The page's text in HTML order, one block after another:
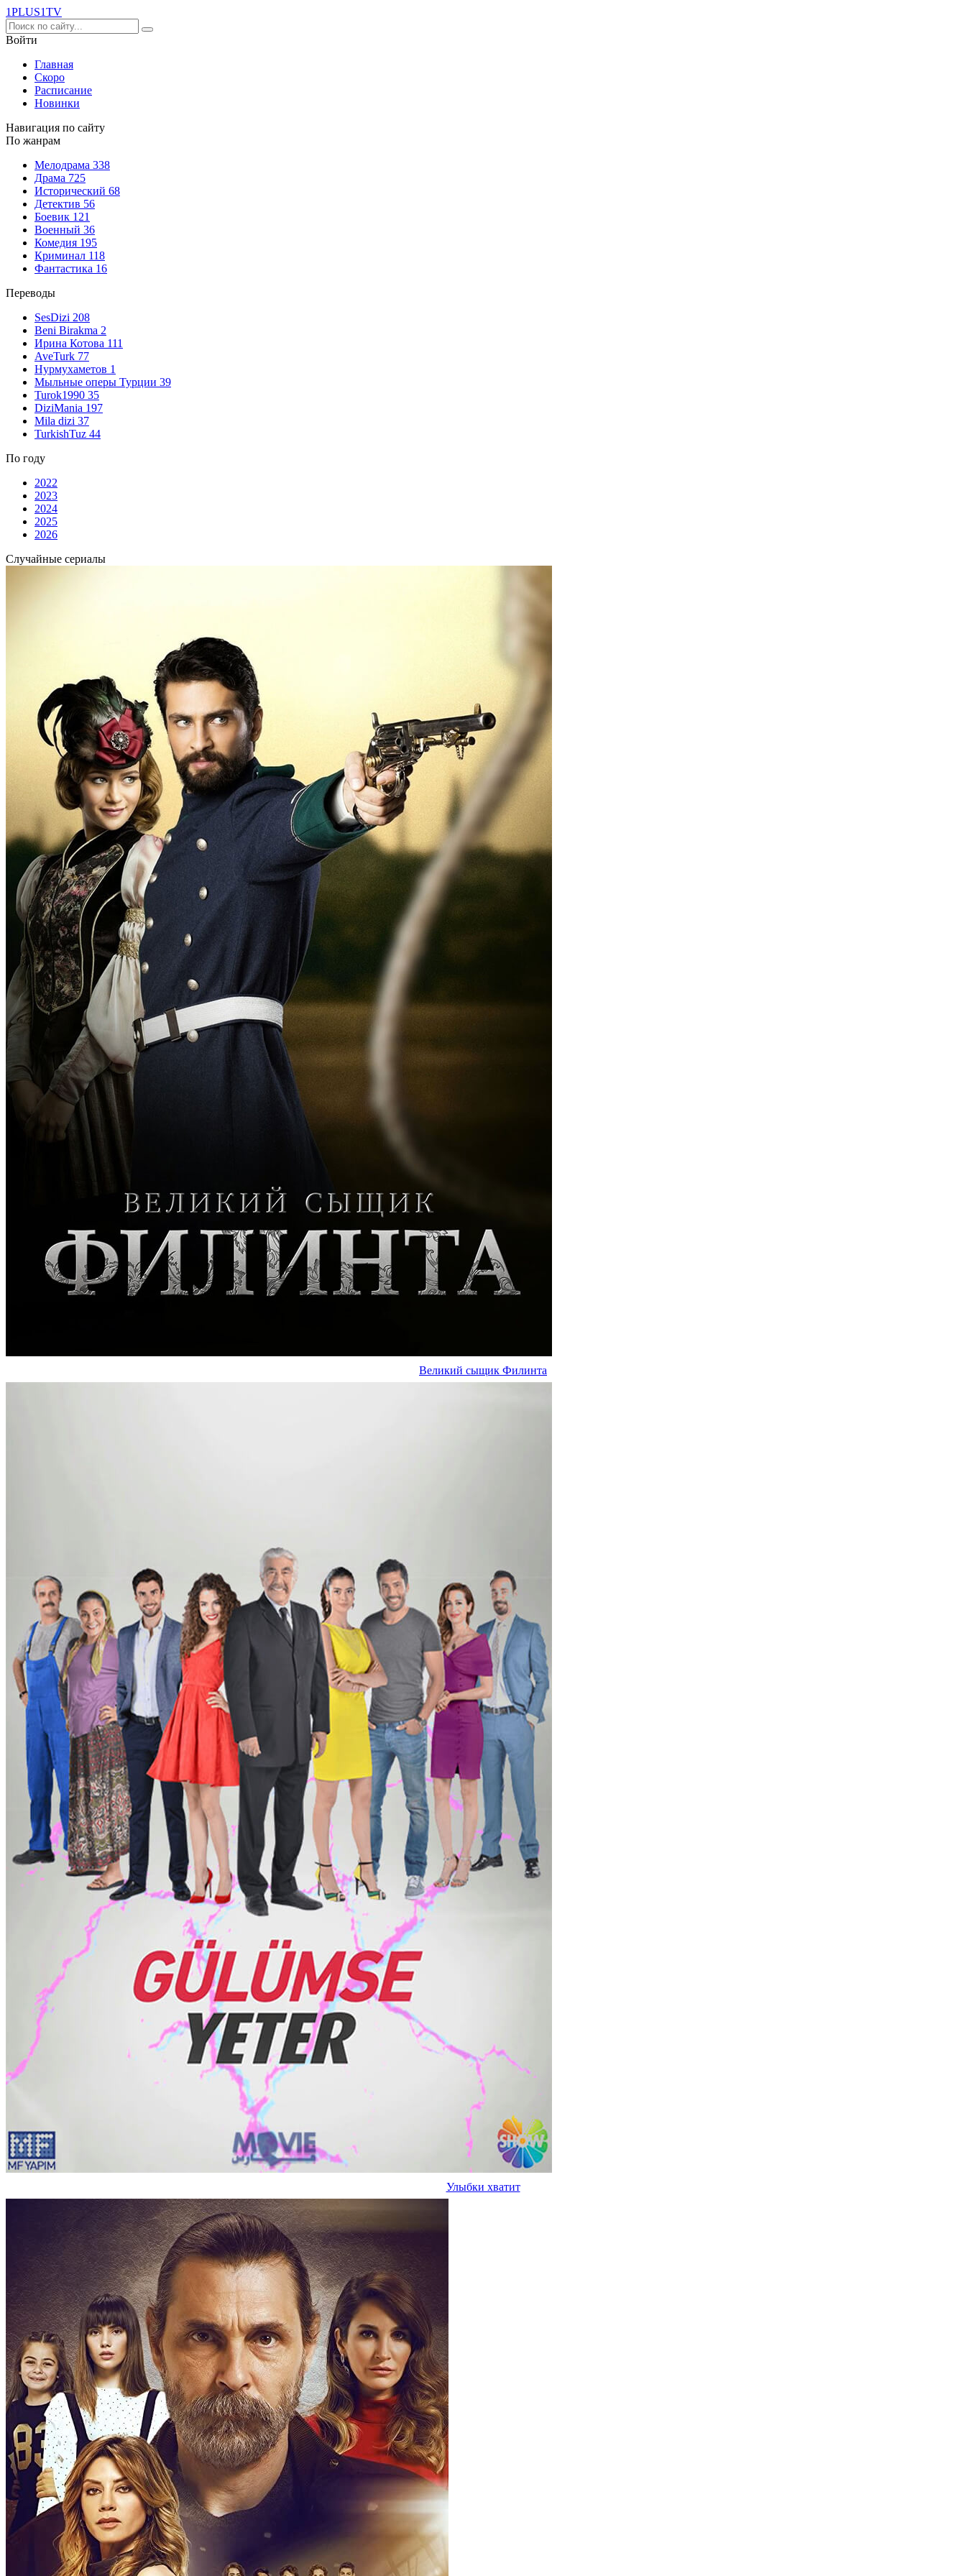
1PLUS1TV
Войти
Главная
Скоро
Расписание
Новинки
Навигация по сайту
По жанрам
Мелодрама 338
Драма 725
Исторический 68
Детектив 56
Боевик 121
Военный 36
Комедия 195
Криминал 118
Фантастика 16
Переводы
SesDizi 208
Beni Birakma 2
Ирина Котова 111
AveTurk 77
Нурмухаметов 1
Мыльные оперы Турции 39
Turok1990 35
DiziMania 197
Mila dizi 37
TurkishTuz 44
По году
2022
2023
2024
2025
2026
Случайные сериалы
Великий сыщик Филинта
Улыбки хватит